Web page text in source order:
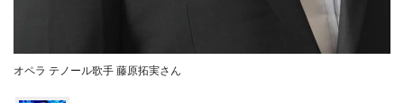
オペラ テノール歌手 藤原拓実さん